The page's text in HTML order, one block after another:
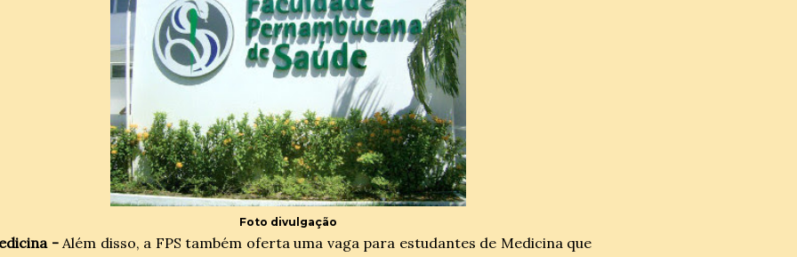
Foto divulgação
-Além disso, a FPS também oferta uma vaga para estudantes de Medicina que